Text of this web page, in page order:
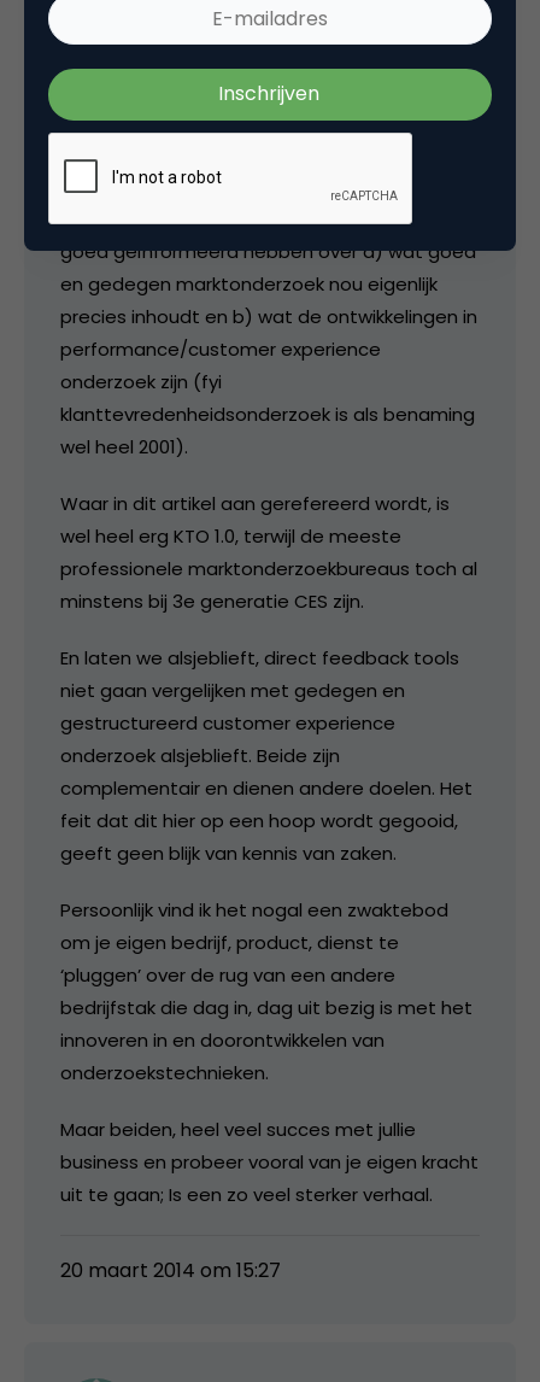
Arno van Welzen
Heren, goed om te zien dat jullie het zo
samen heel erg met elkaar eens zijn. Wel
eenbeetje ‘ik vind jou goed. Hoe vind jij mij?’
Het is alleen jammer dat jullie je wat minder
goed geïnformeerd hebben over a) wat goed
en gedegen marktonderzoek nou eigenlijk
precies inhoudt en b) wat de ontwikkelingen in
performance/customer experience
onderzoek zijn (fyi
klanttevredenheidsonderzoek is als benaming
wel heel 2001).
Waar in dit artikel aan gerefereerd wordt, is
wel heel erg KTO 1.0, terwijl de meeste
professionele marktonderzoekbureaus toch al
minstens bij 3e generatie CES zijn.
En laten we alsjeblieft, direct feedback tools
niet gaan vergelijken met gedegen en
gestructureerd customer experience
onderzoek alsjeblieft. Beide zijn
complementair en dienen andere doelen. Het
feit dat dit hier op een hoop wordt gegooid,
geeft geen blijk van kennis van zaken.
Persoonlijk vind ik het nogal een zwaktebod
om je eigen bedrijf, product, dienst te
‘pluggen’ over de rug van een andere
bedrijfstak die dag in, dag uit bezig is met het
innoveren in en doorontwikkelen van
onderzoekstechnieken.
Maar beiden, heel veel succes met jullie
business en probeer vooral van je eigen kracht
uit te gaan; Is een zo veel sterker verhaal.
20 maart 2014 om 15:27